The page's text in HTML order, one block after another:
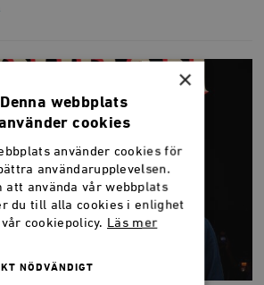
×
Denna webbplats
cookies
använder cookies för
användarupplevelsen.
att använda vår webbplats
du till alla cookies i enlighet
cookiepolicy. Läs mer
NÖDVÄNDIGT